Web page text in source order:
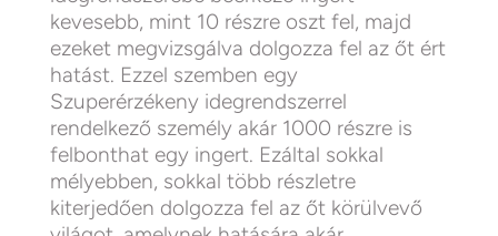
kevesebb, mint 10 részre oszt fel, majd
ezeket megvizsgálva dolgozza fel az őt ért
hatást. Ezzel szemben egy
Szuperérzékeny idegrendszerrel
rendelkező személy akár 1000 részre is
felbonthat egy ingert. Ezáltal sokkal
mélyebben, sokkal több részletre
kiterjedően dolgozza fel az őt körülvevő